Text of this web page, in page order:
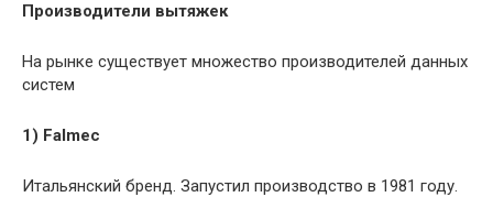
Производители вытяжек
На рынке существует множество производителей данных
систем
1) Falmec
Итальянский бренд. Запустил производство в 1981 году.